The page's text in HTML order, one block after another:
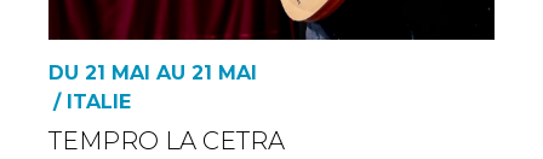
DU 21 MAI AU 21 MAI
/ ITALIE
TEMPRO LA CETRA